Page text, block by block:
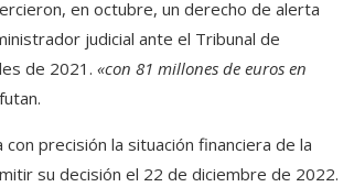
en octubre, un derecho de alerta
judicial ante el Tribunal de
de 2021. «con 81 millones de euros en
precisión la situación financiera de la
su decisión el 22 de diciembre de 2022.